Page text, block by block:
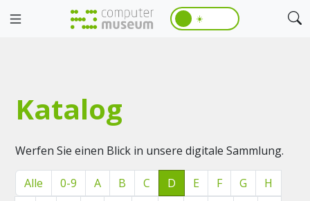
☀️
Katalog
Werfen Sie einen Blick in unsere digitale Sammlung.
Alle 0-9 A B C D E F G
H